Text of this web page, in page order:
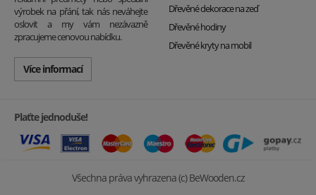
výrobek na přání, tak nás neváhejte
oslovit a my vám nezávazně
zpracujeme cenovou nabídku.
Více informací
Dřevěné dekorace na zeď
Dřevěné hodiny
Dřevěné kryty na mobil
Plaťte jednoduše!
Všechna práva vyhrazena (c) BeWooden.cz